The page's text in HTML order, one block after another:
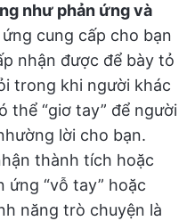
như phản ứng và
cung cấp cho bạn
nhận được để bày tỏ
trong khi người khác
thể “giơ tay” để người
lời cho bạn.
thành tích hoặc
ứng “vỗ tay” hoặc
năng trò chuyện là